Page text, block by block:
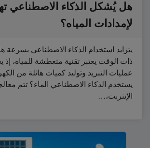
هل يُشكل الذكاء الاصطناعي
لإمدادات المياه؟
يتزايد استخدام الذكاء الاصطناعي بسرعة
ذات الوقت يعتبر تقنية متعطشة للمياه، إذ
عمليات التبريد وتوليد كميات هائلة من
يستخدم الذكاء الاصطناعي الماء؟ تتم
الإنترنت،…